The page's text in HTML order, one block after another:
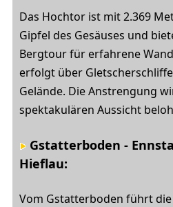
Das Hochtor ist mit 2.369
Gipfel des Gesäuses und
Bergtour für erfahrene
erfolgt über
Gelände. Die Anstrengung
spektakulären Aussicht
Gstatterboden -
Hieflau:
Vom Gstatterboden führt